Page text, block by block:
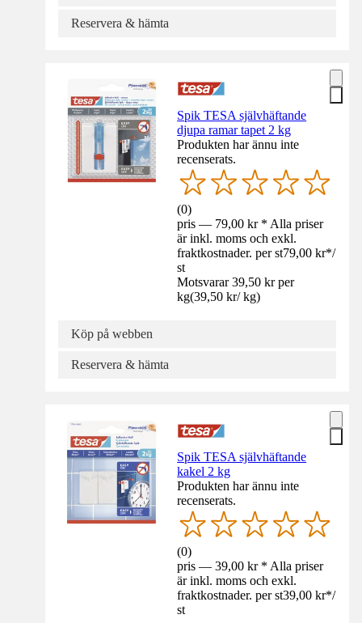
Reservera & hämta
Spik TESA självhäftande
djupa ramar tapet 2 kg
Produkten har ännu inte
recenserats.
(0)
pris — 79,00 kr * Alla priser
är inkl. moms och exkl.
fraktkostnader. per st79,00 kr*/
st
Motsvarar 39,50 kr per
kg(39,50 kr/ kg)
Köp på webben
Reservera & hämta
Spik TESA självhäftande
kakel 2 kg
Produkten har ännu inte
recenserats.
(0)
pris — 39,00 kr * Alla priser
är inkl. moms och exkl.
fraktkostnader. per st39,00 kr*/
st